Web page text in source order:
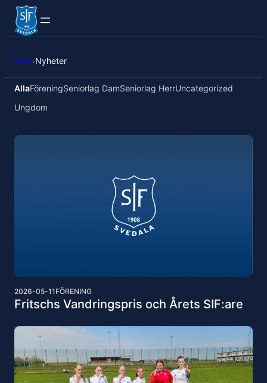
Hem›Nyheter
AllaFöreningSeniorlag DamSeniorlag HerrUncategorized
Ungdom
2026-05-11FÖRENING
Fritschs Vandringspris och Årets SIF:are